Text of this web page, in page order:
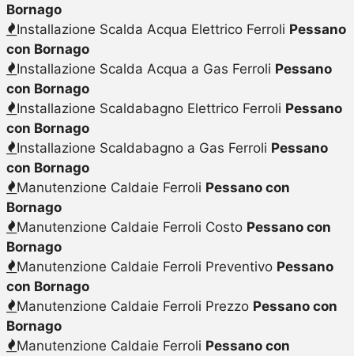
Bornago
Installazione Scalda Acqua Elettrico Ferroli Pessano
con Bornago
Installazione Scalda Acqua a Gas Ferroli Pessano
con Bornago
Installazione Scaldabagno Elettrico Ferroli Pessano
con Bornago
Installazione Scaldabagno a Gas Ferroli Pessano
con Bornago
Manutenzione Caldaie Ferroli Pessano con
Bornago
Manutenzione Caldaie Ferroli Costo Pessano con
Bornago
Manutenzione Caldaie Ferroli Preventivo Pessano
con Bornago
Manutenzione Caldaie Ferroli Prezzo Pessano con
Bornago
Manutenzione Caldaie Ferroli Pessano con